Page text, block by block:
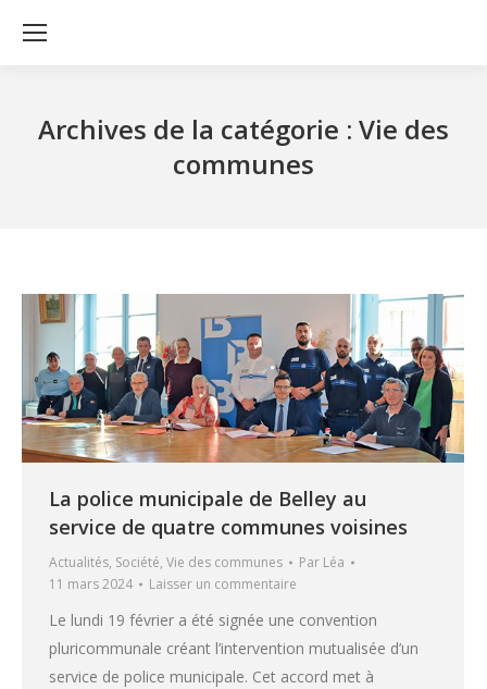
Archives de la catégorie : Vie des
communes
La police municipale de Belley au
service de quatre communes voisines
Actualités, Société, Vie des communes Par Léa
11 mars 2024
Laisser un commentaire
Le lundi 19 février a été signée une convention
pluricommunale créant l’intervention mutualisée d’un
service de police municipale. Cet accord met à